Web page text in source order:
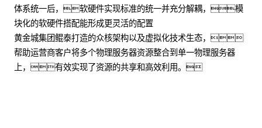
体系统一后，软硬件实现标准的统一并充分解耦，模
块化的软硬件搭配能形成更灵活的配置
黄金城集团鲲泰打造的众核架构以及虚拟化技术生态，
帮助运营商客户将多个物理服务器资源整合到单一物理服务器
上，有效实现了资源的共享和高效利用。